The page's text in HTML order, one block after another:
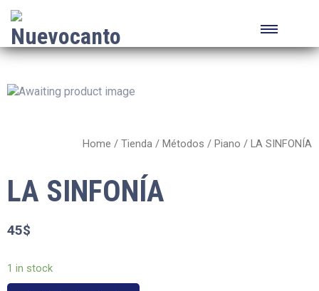
Home / Tienda / Métodos / Piano / LA SINFONÍA
LA SINFONÍA
45$
1 in stock